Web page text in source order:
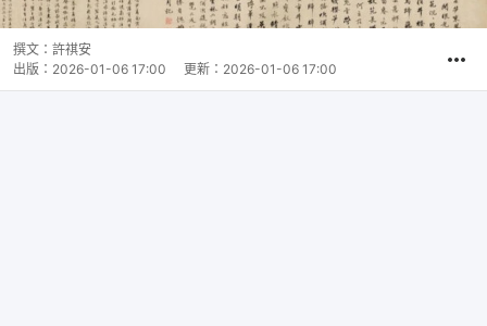
撰文： 許祺安
出版： 2026-01-06 17:00 更新： 2026-01-06 17:00